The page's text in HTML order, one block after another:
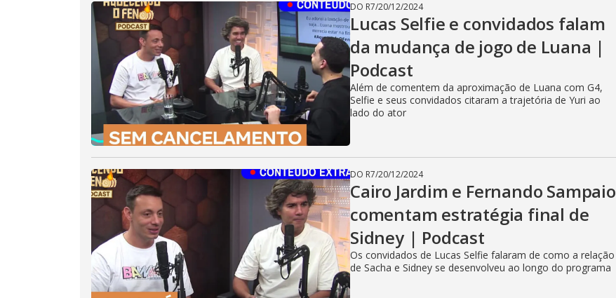
DO R7/20/12/2024
Lucas Selfie e convidados falam
da mudança de jogo de Luana |
Podcast
Além de comentem da aproximação de Luana com G4,
Selfie e seus convidados citaram a trajetória de Yuri ao
lado do ator
DO R7/20/12/2024
Cairo Jardim e Fernando Sampaio
comentam estratégia final de
Sidney | Podcast
Os convidados de Lucas Selfie falaram de como a relação
de Sacha e Sidney se desenvolveu ao longo do programa